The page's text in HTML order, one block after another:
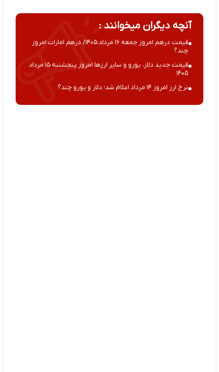
آنچه دیگران میخوانند :
قیمت درهم امروز جمعه ۱۶ مرداد ۱۴۰۵/ درهم امارات امروز
چند؟
قیمت جدید دلار، یورو و سایر ارزها امروز پنجشنبه ۱۵ مرداد
۱۴۰۵
نرخ ارز امروز ۱۴ مرداد اعلام شد؛ دلار و یورو چند؟